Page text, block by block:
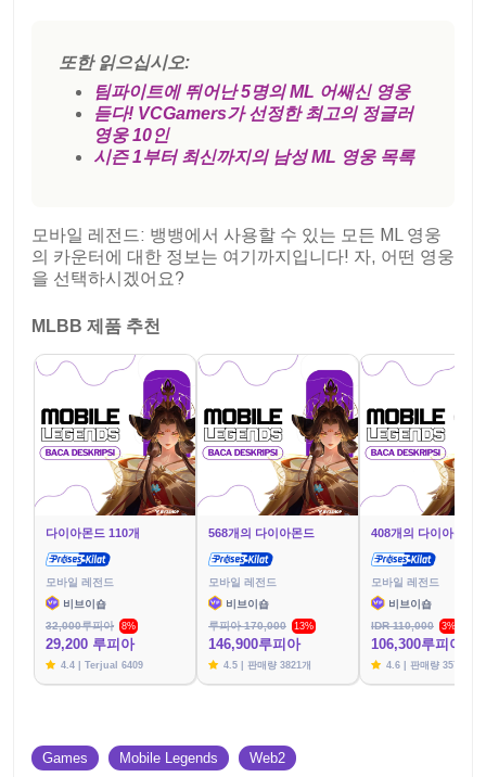
또한 읽으십시오:
팀파이트에 뛰어난 5명의 ML 어쌔신 영웅
듣다! VCGamers가 선정한 최고의 정글러
영웅 10인
시즌 1부터 최신까지의 남성 ML 영웅 목록
모바일 레전드: 뱅뱅에서 사용할 수 있는 모든 ML 영웅
의 카운터에 대한 정보는 여기까지입니다! 자, 어떤 영웅
을 선택하시겠어요?
MLBB 제품 추천
다이아몬드 110개
모바일 레전드
비브이숍
32,000루피아
8%
29,200 루피아
4.4 | Terjual 6409
568개의 다이아몬드
모바일 레전드
비브이숍
루피아 170,000
13%
146,900루피아
4.5 | 판매량 3821개
408개의 다이아몬드
모바일 레전드
비브이숍
IDR 110,000
3%
106,300루피아
4.6 | 판매량 3576개
Games Mobile Legends Web2